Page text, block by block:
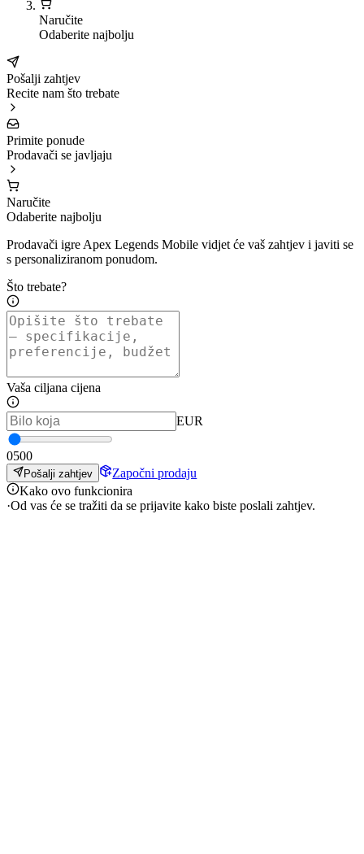
Naručite
Odaberite najbolju
Pošalji zahtjev
Recite nam što trebate
Primite ponude
Prodavači se javljaju
Naručite
Odaberite najbolju
Prodavači igre Apex Legends Mobile vidjet će vaš zahtjev i javiti se
s personaliziranom ponudom.
Što trebate?
Vaša ciljana cijena
EUR
0500
Pošalji zahtjev
Započni prodaju
Kako ovo funkcionira
·Od vas će se tražiti da se prijavite kako biste poslali zahtjev.